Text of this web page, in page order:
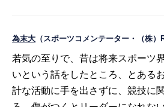
為末大 （スポーツコメンテーター・（株）
若気の至りで、昔は将来スポーツ
いという話をしたところ、とある
計な活動に手を出さずに、競技に